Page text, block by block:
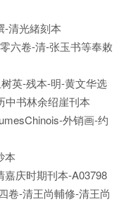
-清光緒刻本
六卷-清-张玉书等奉敕
英-残本-明-黄文华选
中书林余绍崖刊本
外销画-约
本
庆时期刊本-A03798
卷-清王尚輔修-清王尚